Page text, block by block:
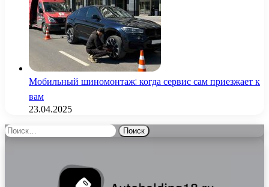
Мобильный шиномонтаж: когда сервис сам приезжает к
вам
23.04.2025
Найти: